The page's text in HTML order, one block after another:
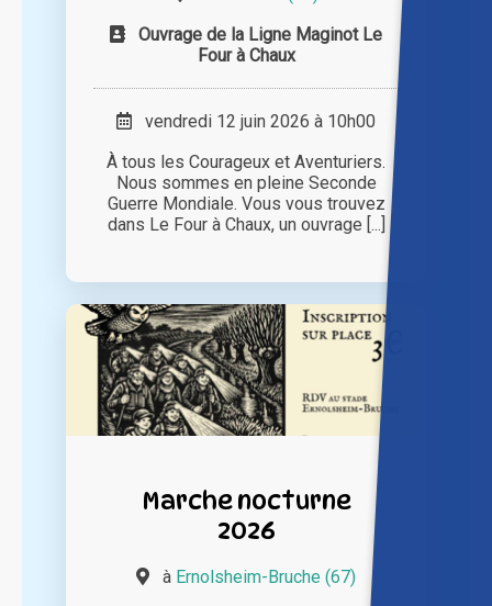
Ouvrage de la Ligne Maginot Le
Four à Chaux
vendredi 12 juin 2026 à 10h00
À tous les Courageux et Aventuriers.
Nous sommes en pleine Seconde
Guerre Mondiale. Vous vous trouvez
dans Le Four à Chaux, un ouvrage [...]
Marche nocturne
2026
à Ernolsheim-Bruche (67)